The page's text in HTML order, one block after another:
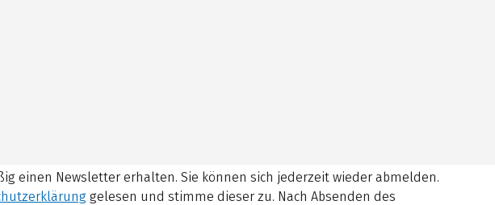
einen Newsletter erhalten. Sie können sich jederzeit wieder abmelden.
gelesen und stimme dieser zu. Nach Absenden des